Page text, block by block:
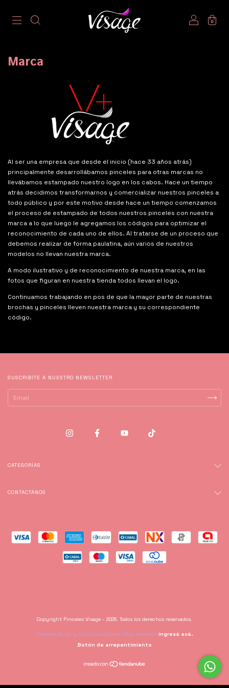
0
Marca
Al ser una empresa que desde el inicio (hace 33 años atrás)
principalmente desarrollábamos pinceles para otras marcas no
llevábamos estampado nuestro logo en los cabos. Hace un tiempo
atrás decidimos transformarnos y comercializar nuestros pinceles a
todo público y por este motivo desde hace un tiempo comenzamos
el proceso de estampado de todos nuestros pinceles con nuestra
marca a lo que luego le agregamos los códigos para optimizar el
reconocimiento de cada uno de ellos. Al tratarse de un proceso que
debemos realizar de forma paulatina, aún varios de nuestros
modelos no llevan nuestra marca.
A modo ilustrativo y de reconocimiento de nuestra marca, en las
fotos que figuran en nuestra tienda todos llevan el logo.
Continuamos trabajando en pos de que la mayor parte de nuestras
brochas y pinceles lleven nuestra marca y su correspondiente
código.
SUSCRIBITE A NUESTRO NEWSLETTER
CATEGORÍAS
CONTACTÁNOS
Copyright Pinceles Visage - 2026. Todos los derechos reservados.
Defensa de las y los consumidores. Para reclamos ingresá acá.
Botón de arrepentimiento